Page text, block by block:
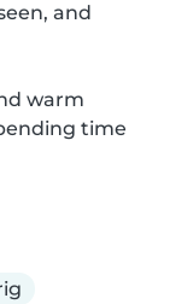
and
warm
time